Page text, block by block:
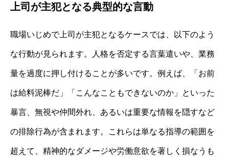
上司が主犯となる典型的な言動
職場いじめで上司が主犯となるケースでは、以下のよう
な行動が見られます。人格を否定する言葉遣いや、業務
量を過度に押し付けることが多いです。例えば、「お前
は給料泥棒だ」「こんなこともできないのか」といった
暴言、無視や仲間外れ、あるいは重要な情報を隠すなど
の排除行為が含まれます。これらは単なる指導の範囲を
超えて、精神的なダメージや労働意欲を著しく損なうも